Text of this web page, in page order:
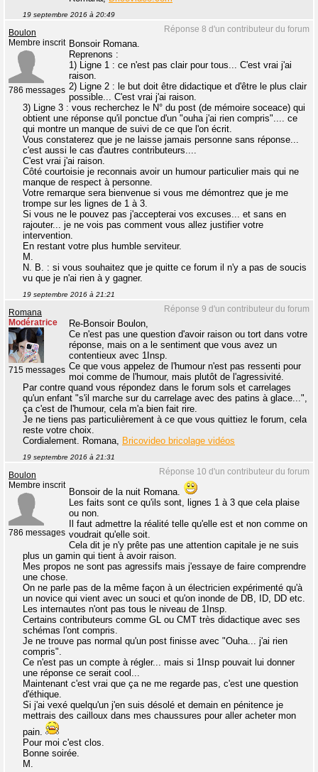
19 septembre 2016 à 20:49
Réponse 8 d'un contributeur du forum
Boulon
Membre inscrit
786 messages
Bonsoir Romana.
Reprenons :
1) Ligne 1 : ce n'est pas clair pour tous... C'est vrai j'ai
raison.
2) Ligne 2 : le but doit être didactique et d'être le plus clair
possible... C'est vrai j'ai raison.
3) Ligne 3 : vous recherchez le N° du post (de mémoire soceace) qui
obtient une réponse qu'il ponctue d'un "ouha j'ai rien compris".... ce
qui montre un manque de suivi de ce que l'on écrit.
Vous constaterez que je ne laisse jamais personne sans réponse...
c'est aussi le cas d'autres contributeurs....
C'est vrai j'ai raison.
Côté courtoisie je reconnais avoir un humour particulier mais qui ne
manque de respect à personne.
Votre remarque sera bienvenue si vous me démontrez que je me
trompe sur les lignes de 1 à 3.
Si vous ne le pouvez pas j'accepterai vos excuses... et sans en
rajouter... je ne vois pas comment vous allez justifier votre
intervention.
En restant votre plus humble serviteur.
M.
N. B. : si vous souhaitez que je quitte ce forum il n'y a pas de soucis
vu que je n'ai rien à y gagner.
19 septembre 2016 à 21:21
Réponse 9 d'un contributeur du forum
Romana
Modératrice
715 messages
Re-Bonsoir Boulon,
Ce n'est pas une question d'avoir raison ou tort dans votre
réponse, mais on a le sentiment que vous avez un
contentieux avec 1Insp.
Ce que vous appelez de l'humour n'est pas ressenti pour
moi comme de l'humour, mais plutôt de l'agressivité.
Par contre quand vous répondez dans le forum sols et carrelages
qu'un enfant "s'il marche sur du carrelage avec des patins à glace...",
ça c'est de l'humour, cela m'a bien fait rire.
Je ne tiens pas particulièrement à ce que vous quittiez le forum, cela
reste votre choix.
Cordialement. Romana, Bricovideo bricolage vidéos
19 septembre 2016 à 21:31
Réponse 10 d'un contributeur du forum
Boulon
Membre inscrit
786 messages
Bonsoir de la nuit Romana.
Les faits sont ce qu'ils sont, lignes 1 à 3 que cela plaise
ou non.
Il faut admettre la réalité telle qu'elle est et non comme on
voudrait qu'elle soit.
Cela dit je n'y prête pas une attention capitale je ne suis
plus un gamin qui tient à avoir raison.
Mes propos ne sont pas agressifs mais j'essaye de faire comprendre
une chose.
On ne parle pas de la même façon à un électricien expérimenté qu'à
un novice qui vient avec un souci et qu'on inonde de DB, ID, DD etc.
Les internautes n'ont pas tous le niveau de 1Insp.
Certains contributeurs comme GL ou CMT très didactique avec ses
schémas l'ont compris.
Je ne trouve pas normal qu'un post finisse avec "Ouha... j'ai rien
compris".
Ce n'est pas un compte à régler... mais si 1Insp pouvait lui donner
une réponse ce serait cool...
Maintenant c'est vrai que ça ne me regarde pas, c'est une question
d'éthique.
Si j'ai vexé quelqu'un j'en suis désolé et demain en pénitence je
mettrais des cailloux dans mes chaussures pour aller acheter mon
pain.
Pour moi c'est clos.
Bonne soirée.
M.